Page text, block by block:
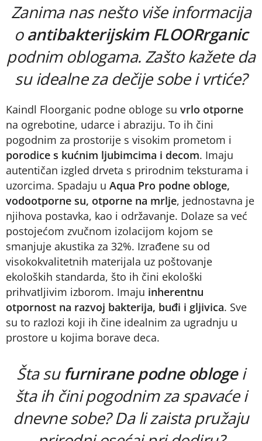
Zanima nas nešto više informacija
oantibakterijskim FLOORrganic
podnim oblogama. Zašto kažete da
su idealne za dečije sobe i vrtiće?
Kaindl Floorganic podne obloge su vrlo otporne
na ogrebotine, udarce i abraziju. To ih čini
pogodnim za prostorije s visokim prometom i
porodice s kućnim ljubimcima i decom. Imaju
autentičan izgled drveta s prirodnim teksturama i
uzorcima. Spadaju u Aqua Pro podne obloge,
vodootporne su, otporne na mrlje, jednostavna je
njihova postavka, kao i održavanje. Dolaze sa već
postojećom zvučnom izolacijom kojom se
smanjuje akustika za 32%. Izrađene su od
visokokvalitetnih materijala uz poštovanje
ekoloških standarda, što ih čini ekološki
prihvatljivim izborom. Imaju inherentnu
otpornost na razvoj bakterija, buđi i gljivica. Sve
su to razlozi koji ih čine idealnim za ugradnju u
prostore u kojima borave deca.
Šta su furnirane podne oblogei
šta ih čini pogodnim za spavaće i
dnevne sobe? Da li zaista pružaju